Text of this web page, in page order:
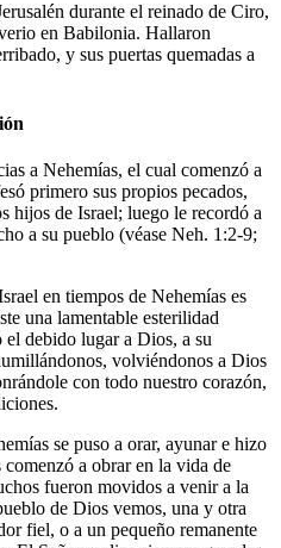
durante el reinado de Ciro,
en Babilonia. Hallaron
y sus puertas quemadas a
a Nehemías, el cual comenzó a
primero sus propios pecados,
hijos de Israel; luego le recordó a
a su pueblo (véase Neh. 1:2-9;
en tiempos de Nehemías es
una lamentable esterilidad
el debido lugar a Dios, a su
volviéndonos a Dios
con todo nuestro corazón,
se puso a orar, ayunar e hizo
a obrar en la vida de
fueron movidos a venir a la
de Dios vemos, una y otra
fiel, o a un pequeño remanente